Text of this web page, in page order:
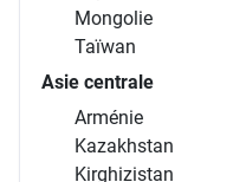
Mongolie
Taïwan
Asie centrale
Arménie
Kazakhstan
Kirghizistan